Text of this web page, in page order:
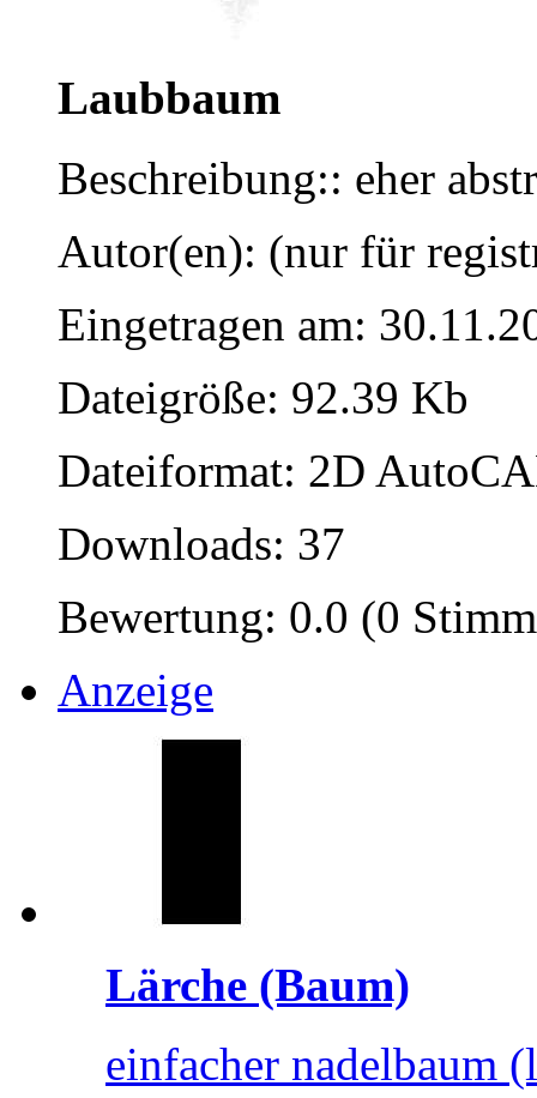
Laubbaum
Beschreibung:: eher
Autor(en): (nur für
Eingetragen am:
Dateigröße: 92.39 Kb
Dateiformat: 2D
Downloads: 37
Bewertung: 0.0 (0
Anzeige
Lärche (Baum)
einfacher nadelbaum